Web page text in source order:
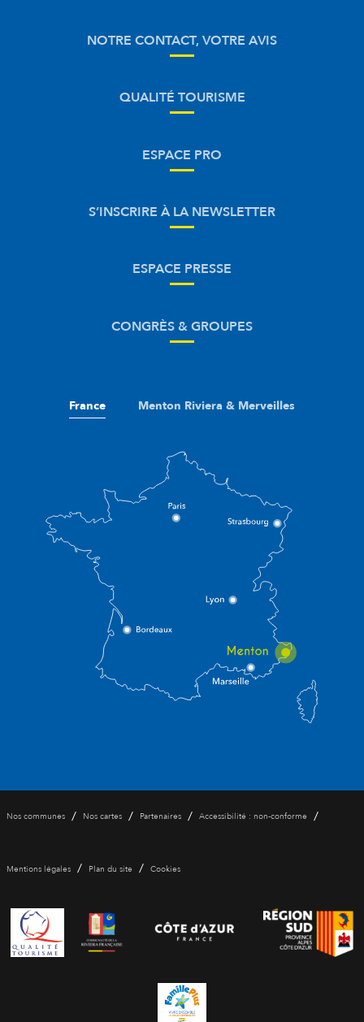
NOTRE CONTACT, VOTRE AVIS
QUALITÉ TOURISME
ESPACE PRO
S’INSCRIRE À LA NEWSLETTER
ESPACE PRESSE
CONGRÈS & GROUPES
France Menton Riviera & Merveilles
Nos communes / Nos cartes / Partenaires / Accessibilité : non-conforme /
Mentions légales / Plan du site / Cookies